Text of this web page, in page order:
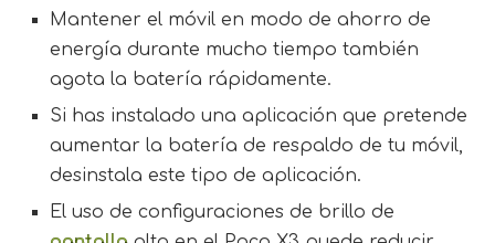
Mantener el móvil en modo de ahorro de
energía durante mucho tiempo también
agota la batería rápidamente.
Si has instalado una aplicación que pretende
aumentar la batería de respaldo de tu móvil,
desinstala este tipo de aplicación.
El uso de configuraciones de brillo de